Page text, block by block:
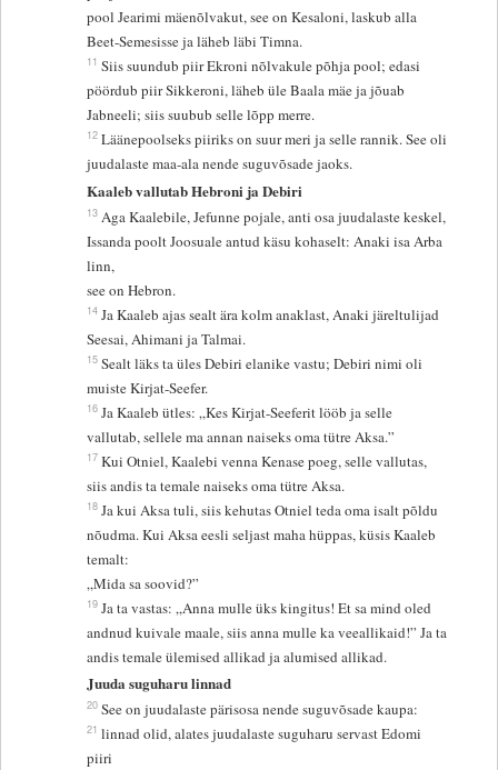
pool Jearimi mäenõlvakut, see on Kesaloni, laskub alla
Beet-Semesisse ja läheb läbi Timna.
11 Siis suundub piir Ekroni nõlvakule põhja pool; edasi
pöördub piir Sikkeroni, läheb üle Baala mäe ja jõuab
Jabneeli; siis suubub selle lõpp merre.
12 Läänepoolseks piiriks on suur meri ja selle rannik. See oli
juudalaste maa-ala nende suguvõsade jaoks.
Kaaleb vallutab Hebroni ja Debiri
13 Aga Kaalebile, Jefunne pojale, anti osa juudalaste keskel,
Issanda poolt Joosuale antud käsu kohaselt: Anaki isa Arba
linn,
see on Hebron.
14 Ja Kaaleb ajas sealt ära kolm anaklast, Anaki järeltulijad
Seesai, Ahimani ja Talmai.
15 Sealt läks ta üles Debiri elanike vastu; Debiri nimi oli
muiste Kirjat-Seefer.
16 Ja Kaaleb ütles: „Kes Kirjat-Seeferit lööb ja selle
vallutab, sellele ma annan naiseks oma tütre Aksa.”
17 Kui Otniel, Kaalebi venna Kenase poeg, selle vallutas,
siis andis ta temale naiseks oma tütre Aksa.
18 Ja kui Aksa tuli, siis kehutas Otniel teda oma isalt põldu
nõudma. Kui Aksa eesli seljast maha hüppas, küsis Kaaleb
temalt:
„Mida sa soovid?”
19 Ja ta vastas: „Anna mulle üks kingitus! Et sa mind oled
andnud kuivale maale, siis anna mulle ka veeallikaid!” Ja ta
andis temale ülemised allikad ja alumised allikad.
Juuda suguharu linnad
20 See on juudalaste pärisosa nende suguvõsade kaupa:
21 linnad olid, alates juudalaste suguharu servast Edomi
piiri